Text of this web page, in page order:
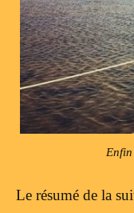
Le résumé de la